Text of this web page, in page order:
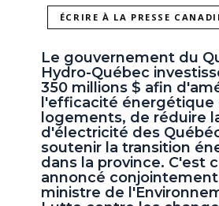
ÉCRIRE À LA PRESSE
Le gouvernement du
Hydro-Québec
350 millions $ afin
l'efficacité énergétique
logements, de réduire
d'électricité des
soutenir la transition
dans la province. C'est
annoncé
ministre de